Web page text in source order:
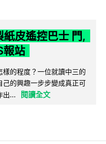
皮遙控巴士 門,
報站
的程度？一位就讀中三的
的興趣一步步變成真正可
出...
閱讀全文